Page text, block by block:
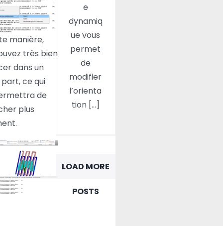
manière,
très bien
dans un
ce qui
de
plus
e
dynamiq
ue vous
permet
de
modifier
l’orienta
tion [...]
LOAD MORE
POSTS